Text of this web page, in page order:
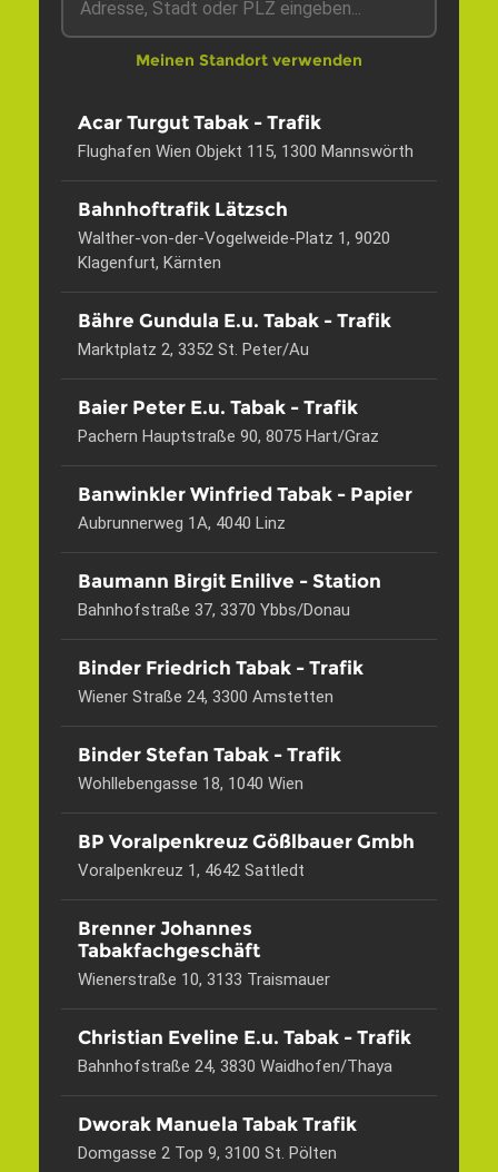
Meinen Standort verwenden
Acar Turgut Tabak - Trafik
Flughafen Wien Objekt 115, 1300 Mannswörth
Bahnhoftrafik Lätzsch
Walther-von-der-Vogelweide-Platz 1, 9020
Klagenfurt, Kärnten
Bähre Gundula E.u. Tabak - Trafik
Marktplatz 2, 3352 St. Peter/Au
Baier Peter E.u. Tabak - Trafik
Pachern Hauptstraße 90, 8075 Hart/Graz
Banwinkler Winfried Tabak - Papier
Aubrunnerweg 1A, 4040 Linz
Baumann Birgit Enilive - Station
Bahnhofstraße 37, 3370 Ybbs/Donau
Binder Friedrich Tabak - Trafik
Wiener Straße 24, 3300 Amstetten
Binder Stefan Tabak - Trafik
Wohllebengasse 18, 1040 Wien
BP Voralpenkreuz Gößlbauer Gmbh
Voralpenkreuz 1, 4642 Sattledt
Brenner Johannes
Tabakfachgeschäft
Wienerstraße 10, 3133 Traismauer
Christian Eveline E.u. Tabak - Trafik
Bahnhofstraße 24, 3830 Waidhofen/Thaya
Dworak Manuela Tabak Trafik
Domgasse 2 Top 9, 3100 St. Pölten